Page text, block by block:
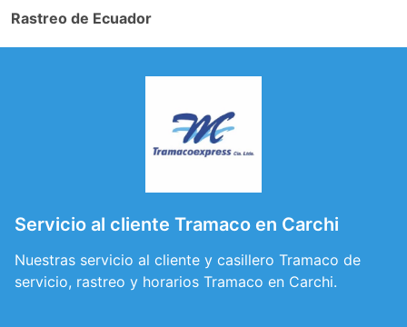
Rastreo de Ecuador
Servicio al cliente Tramaco en Carchi
Nuestras servicio al cliente y casillero Tramaco de
servicio, rastreo y horarios Tramaco en Carchi.